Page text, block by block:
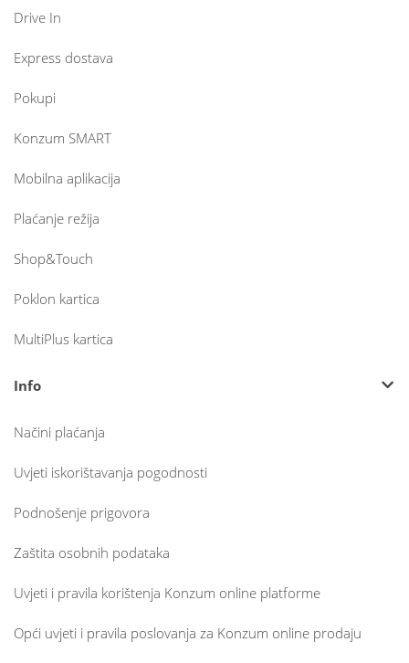
Drive In
Express dostava
Pokupi
Konzum SMART
Mobilna aplikacija
Plaćanje režija
Shop&Touch
Poklon kartica
MultiPlus kartica
Info
Načini plaćanja
Uvjeti iskorištavanja pogodnosti
Podnošenje prigovora
Zaštita osobnih podataka
Uvjeti i pravila korištenja Konzum online platforme
Opći uvjeti i pravila poslovanja za Konzum online prodaju